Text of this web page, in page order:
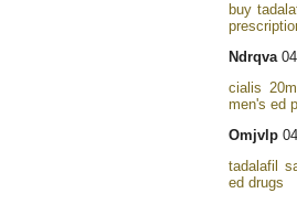
buy
Ndrqva
cialis
men's ed
Omjvlp
tadalafil
ed drugs